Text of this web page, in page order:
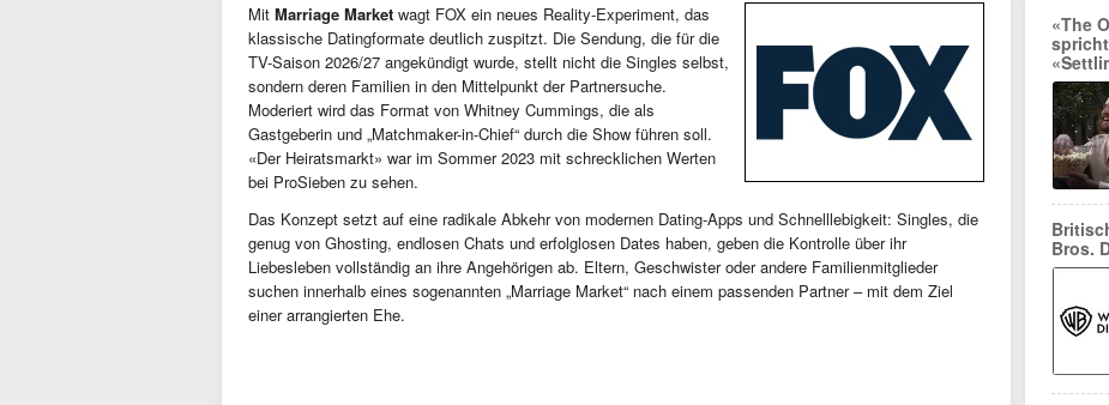
Mit Marriage Market wagt FOX ein neues Reality-Experiment, das
klassische Datingformate deutlich zuspitzt. Die Sendung, die für die
TV-Saison 2026/27 angekündigt wurde, stellt nicht die Singles selbst,
sondern deren Familien in den Mittelpunkt der Partnersuche.
Moderiert wird das Format von Whitney Cummings, die als
Gastgeberin und „Matchmaker-in-Chief“ durch die Show führen soll.
«Der Heiratsmarkt» war im Sommer 2023 mit schrecklichen Werten
bei ProSieben zu sehen.
Das Konzept setzt auf eine radikale Abkehr von modernen Dating-Apps und Schnelllebigkeit: Singles, die
genug von Ghosting, endlosen Chats und erfolglosen Dates haben, geben die Kontrolle über ihr
Liebesleben vollständig an ihre Angehörigen ab. Eltern, Geschwister oder andere Familienmitglieder
suchen innerhalb eines sogenannten „Marriage Market“ nach einem passenden Partner – mit dem Ziel
einer arrangierten Ehe.
«The
Bros.